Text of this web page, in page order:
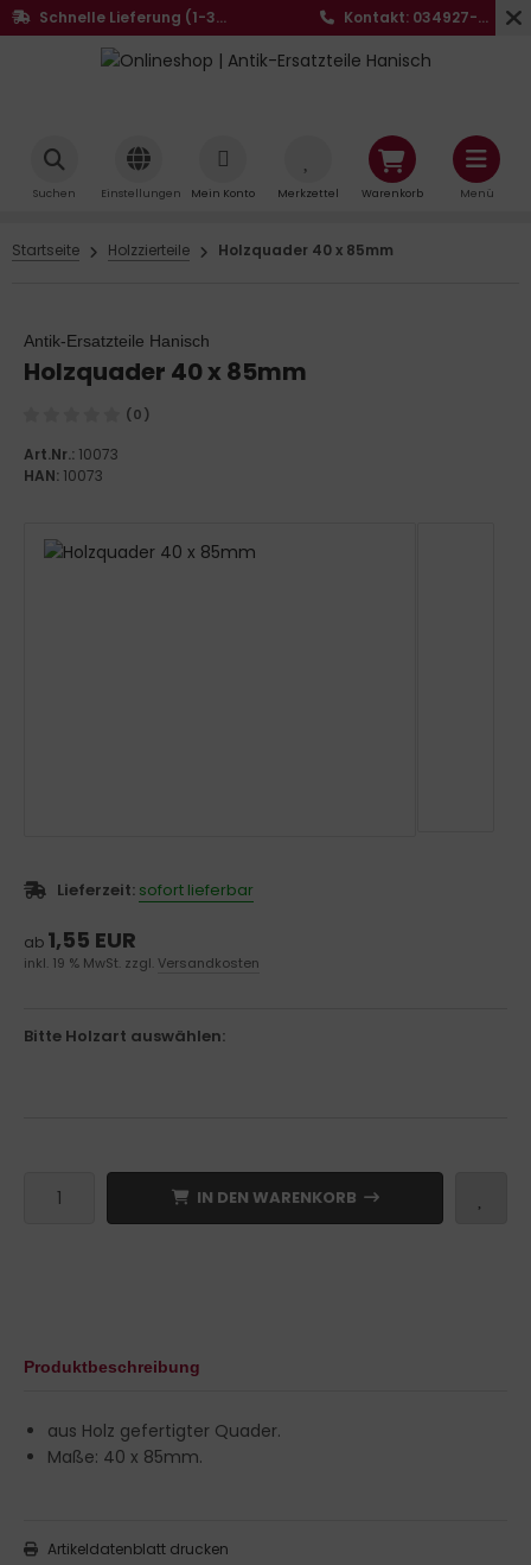
Schnelle Lieferung (1-3
Werktage)
Kontakt: 034927-
20441
Suchen Einstellungen Mein Konto Merkzettel Warenkorb Menü
Startseite Holzzierteile Holzquader 40 x 85mm
Antik-Ersatzteile Hanisch
Holzquader 40 x 85mm
(0)
Art.Nr.: 10073
HAN: 10073
Lieferzeit: sofort lieferbar
ab 1,55 EUR
inkl. 19 % MwSt. zzgl.Versandkosten
Bitte Holzart auswählen:
IN DEN WARENKORB
Produktbeschreibung
aus Holz gefertigter Quader.
Maße: 40 x 85mm.
Artikeldatenblatt drucken